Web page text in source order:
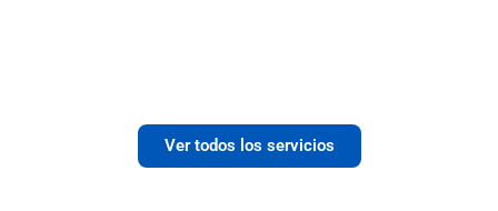
Ver todos los servicios